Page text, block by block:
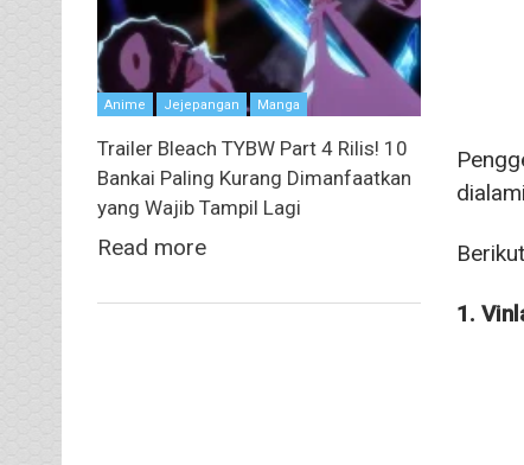
1.
Anime Jejepangan Manga
Trailer Bleach TYBW Part 4 Rilis! 10
Bankai Paling Kurang Dimanfaatkan
yang Wajib Tampil Lagi
Read more